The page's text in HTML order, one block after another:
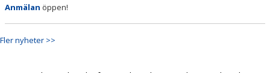
Anmälan öppen!
Fler nyheter >>